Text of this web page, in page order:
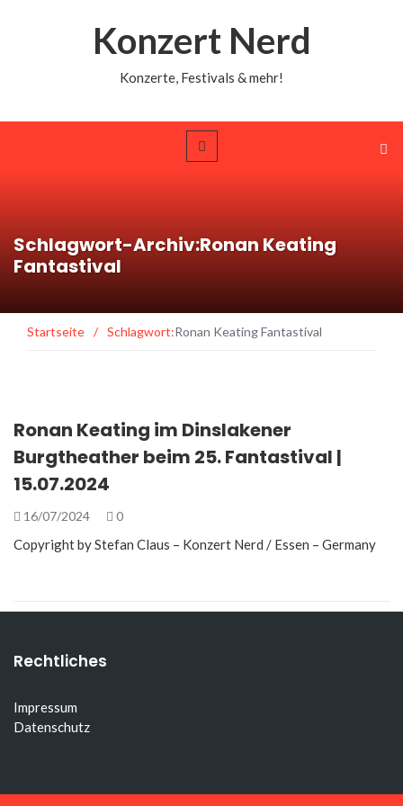
Konzert Nerd
Konzerte, Festivals & mehr!
Schlagwort-Archiv:Ronan Keating
Fantastival
Startseite / Schlagwort:Ronan Keating Fantastival
Ronan Keating im Dinslakener
Burgtheather beim 25. Fantastival |
15.07.2024
16/07/2024 0
Copyright by Stefan Claus – Konzert Nerd / Essen – Germany
Rechtliches
Impressum
Datenschutz